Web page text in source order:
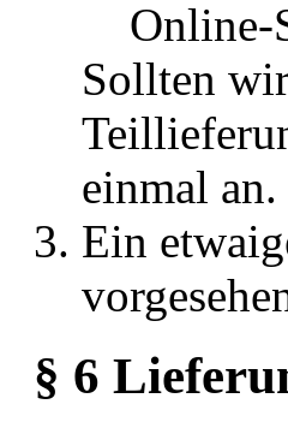
Online-
Sollten
einmal an.
Ein
§ 6